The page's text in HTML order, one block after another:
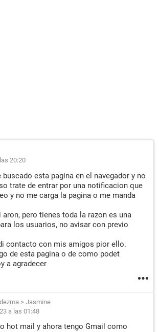
20:20
buscado esta pagina en el navegador y no
trate de entrar por una notificacion que
y no me carga la pagina o me manda
pero tienes toda la razon es una
los usuarios, no avisar con previo
contacto con mis amigos pior ello.
de esta pagina o de como podet
a agradecer
> Jasmine
a las 01:48
hot mail y ahora tengo Gmail como